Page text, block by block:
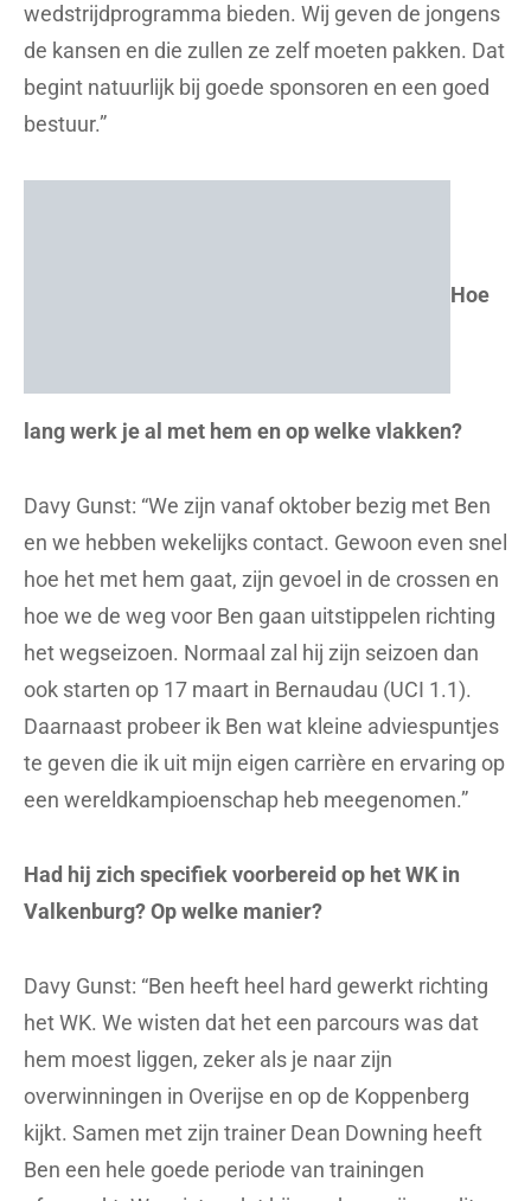
wedstrijdprogramma bieden. Wij geven de jongens
de kansen en die zullen ze zelf moeten pakken. Dat
begint natuurlijk bij goede sponsoren en een goed
bestuur.”
Hoe
lang werk je al met hem en op welke vlakken?
Davy Gunst: “We zijn vanaf oktober bezig met Ben
en we hebben wekelijks contact. Gewoon even snel
hoe het met hem gaat, zijn gevoel in de crossen en
hoe we de weg voor Ben gaan uitstippelen richting
het wegseizoen. Normaal zal hij zijn seizoen dan
ook starten op 17 maart in Bernaudau (UCI 1.1).
Daarnaast probeer ik Ben wat kleine adviespuntjes
te geven die ik uit mijn eigen carrière en ervaring op
een wereldkampioenschap heb meegenomen.”
Had hij zich specifiek voorbereid op het WK in
Valkenburg? Op welke manier?
Davy Gunst: “Ben heeft heel hard gewerkt richting
het WK. We wisten dat het een parcours was dat
hem moest liggen, zeker als je naar zijn
overwinningen in Overijse en op de Koppenberg
kijkt. Samen met zijn trainer Dean Downing heeft
Ben een hele goede periode van trainingen